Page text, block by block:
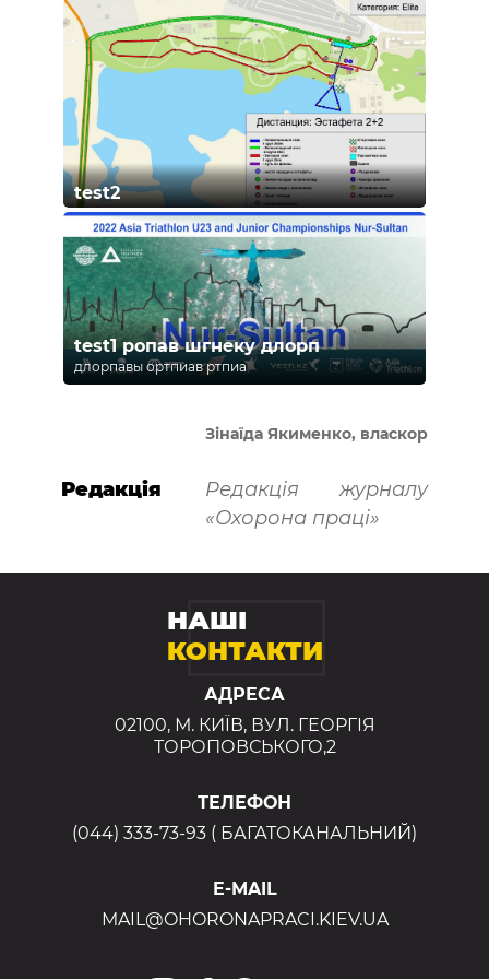
test2
test1 ропав шгнеку длорп
длорпавы ортпиав ртпиа
Зінаїда Якименко, власкор
Редакція
Редакція журналу
«Охорона праці»
НАШІ
КОНТАКТИ
АДРЕСА
02100, М. КИЇВ, ВУЛ. ГЕОРГІЯ
ТОРОПОВСЬКОГО,2
ТЕЛЕФОН
(044) 333-73-93 ( БАГАТОКАНАЛЬНИЙ)
E-MAIL
MAIL@OHORONAPRACI.KIEV.UA